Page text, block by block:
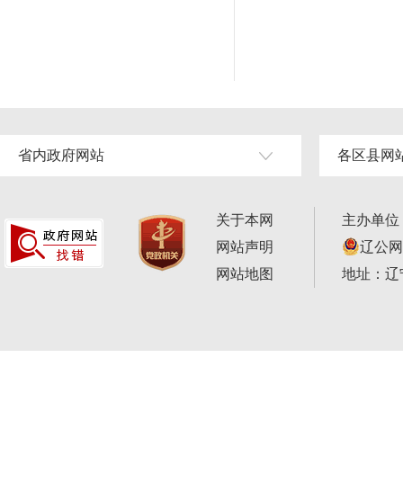
省内政府网站 各区县网
关于本网
网站声明
网站地图
主办单
辽公
地址：辽